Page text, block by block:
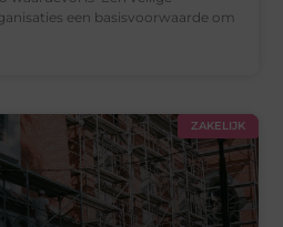
een basisvoorwaarde om
ZAKELIJK